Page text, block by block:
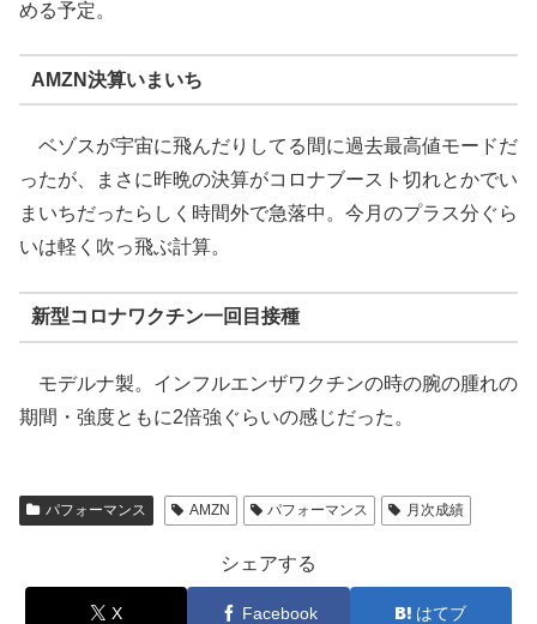
める予定。
AMZN決算いまいち
ベゾスが宇宙に飛んだりしてる間に過去最高値モードだ
ったが、まさに昨晩の決算がコロナブースト切れとかでい
まいちだったらしく時間外で急落中。今月のプラス分ぐら
いは軽く吹っ飛ぶ計算。
新型コロナワクチン一回目接種
モデルナ製。インフルエンザワクチンの時の腕の腫れの
期間・強度ともに2倍強ぐらいの感じだった。
パフォーマンス AMZN パフォーマンス 月次成績
シェアする
X Facebook はてブ